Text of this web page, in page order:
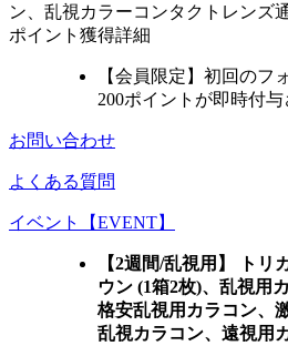
ン、乱視カラーコンタクトレンズ
ポイント獲得詳細
【会員限定】初回のフ
200ポイント が即時付与
お問い合わせ
よくある質問
イベント【EVENT】
【2週間/乱視用】 トリ
ウン (1箱2枚)、乱視用
格安乱視用カラコン、
乱視カラコン、遠視用